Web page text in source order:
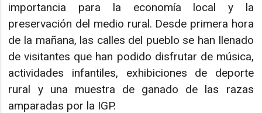
importancia para la economía local y la
preservación del medio rural. Desde primera hora
de la mañana, las calles del pueblo se han llenado
de visitantes que han podido disfrutar de música,
actividades infantiles, exhibiciones de deporte
rural y una muestra de ganado de las razas
amparadas por la IGP.